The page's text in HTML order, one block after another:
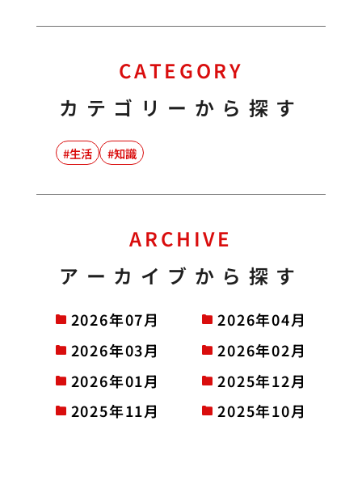
CATEGORY
カテゴリーから探す
生活 知識
ARCHIVE
アーカイブから探す
2026年07月
2026年04月
2026年03月
2026年02月
2026年01月
2025年12月
2025年11月
2025年10月